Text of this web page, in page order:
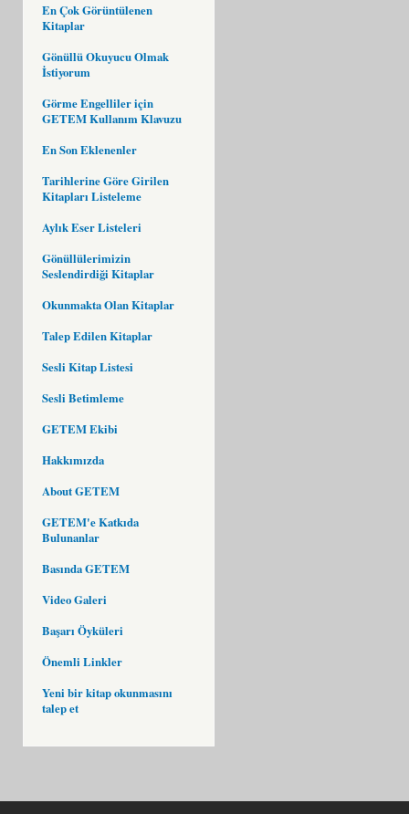
En Çok Görüntülenen
Kitaplar
Gönüllü Okuyucu Olmak
İstiyorum
Görme Engelliler için
GETEM Kullanım Klavuzu
En Son Eklenenler
Tarihlerine Göre Girilen
Kitapları Listeleme
Aylık Eser Listeleri
Gönüllülerimizin
Seslendirdiği Kitaplar
Okunmakta Olan Kitaplar
Talep Edilen Kitaplar
Sesli Kitap Listesi
Sesli Betimleme
GETEM Ekibi
Hakkımızda
About GETEM
GETEM'e Katkıda
Bulunanlar
Basında GETEM
Video Galeri
Başarı Öyküleri
Önemli Linkler
Yeni bir kitap okunmasını
talep et